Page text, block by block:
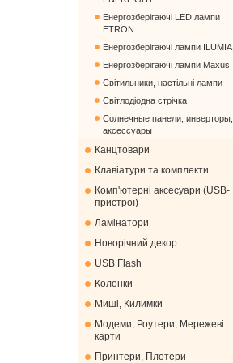
Енергозберігаючі LED лампи
ETRON
Енергозберігаючі лампи ILUMIA
Енергозберігаючі лампи Maxus
Світильники, настільні лампи
Світлодіодна стрічка
Солнечные панели, инверторы,
аксессуары
Канцтовари
Клавіатури та комплекти
Комп'ютерні аксесуари (USB-
пристрої)
Ламінатори
Новорічний декор
USB Flash
Колонки
Миші, Килимки
Модеми, Роутери, Мережеві
карти
Принтери, Плотери